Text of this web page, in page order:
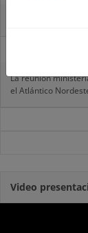
La reunión
el Atlántico
Video